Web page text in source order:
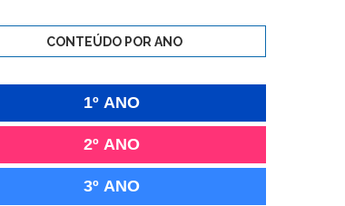
CONTEÚDO POR ANO
1º ANO
2º ANO
3º ANO